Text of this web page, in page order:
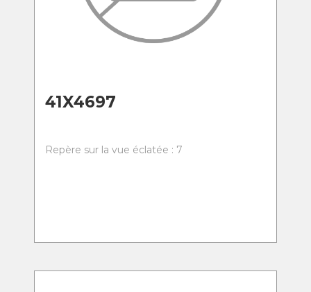
41X4697
Repère sur la vue éclatée : 7